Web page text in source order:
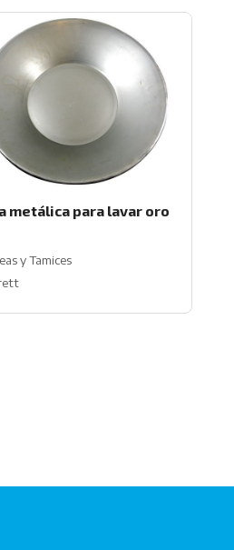
metálica para lavar oro
y Tamices